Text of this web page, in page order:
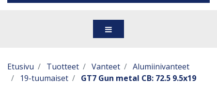
Etusivu Tuotteet Vanteet
Alumiinivanteet
19-tuumaiset
GT7 Gun metal CB: 72.5 9.5x19